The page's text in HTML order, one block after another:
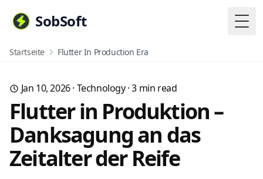
SobSoft
Startseite Flutter In Production Era
Jan 10, 2026· Technology·3 min read
Flutter in Produktion –
Danksagung an das
Zeitalter der Reife